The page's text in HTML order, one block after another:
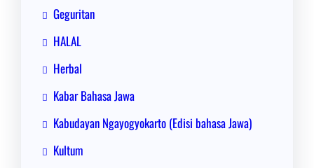
Geguritan
HALAL
Herbal
Kabar Bahasa Jawa
Kabudayan Ngayogyokarto (Edisi bahasa Jawa)
Kultum